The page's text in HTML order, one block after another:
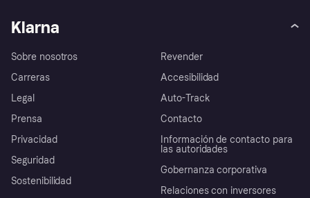
Klarna
Sobre nosotros
Carreras
Legal
Prensa
Privacidad
Seguridad
Sostenibilidad
Revender
Accesibilidad
Auto-Track
Contacto
Información de contacto para
las autoridades
Gobernanza corporativa
Relaciones con inversores